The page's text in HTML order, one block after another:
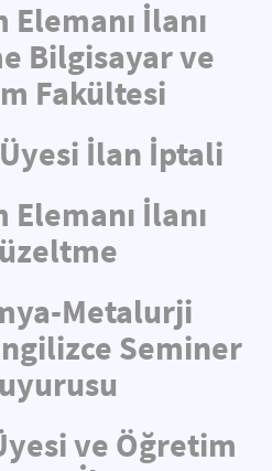
İlanı
Bilgisayar ve
Fakültesi
İlan İptali
İlanı
Metalurji
Seminer
ve Öğretim